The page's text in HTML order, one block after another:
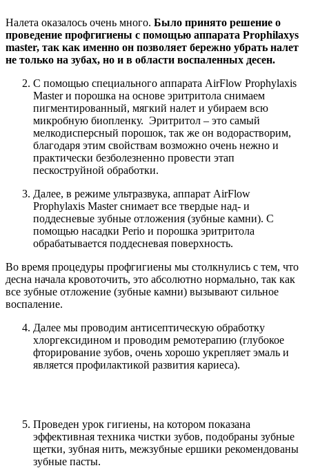
Налета оказалось очень много. Было принято решение о
проведение профгигиены с помощью аппарата Prophilaxys
master, так как именно он позволяет бережно убрать налет
не только на зубах, но и в области воспаленных десен.
С помощью специального аппарата AirFlow Prophylaxis
Master и порошка на основе эритритола снимаем
пигментированный, мягкий налет и убираем всю
микробную биопленку. Эритритол – это самый
мелкодисперсный порошок, так же он водорастворим,
благодаря этим свойствам возможно очень нежно и
практически безболезненно провести этап
пескоструйной обработки.
Далее, в режиме ультразвука, аппарат AirFlow
Prophylaxis Master снимает все твердые над- и
поддесневые зубные отложения (зубные камни). С
помощью насадки Perio и порошка эритритола
обрабатывается поддесневая поверхность.
Во время процедуры профгигиены мы столкнулись с тем, что
десна начала кровоточить, это абсолютно нормально, так как
все зубные отложение (зубные камни) вызывают сильное
воспаление.
Далее мы проводим антисептическую обработку
хлоргексидином и проводим ремотерапию (глубокое
фторирование зубов, очень хорошо укрепляет эмаль и
является профилактикой развития кариеса).
Проведен урок гигиены, на котором показана
эффективная техника чистки зубов, подобраны зубные
щетки, зубная нить, межзубные ершики рекомендованы
зубные пасты.